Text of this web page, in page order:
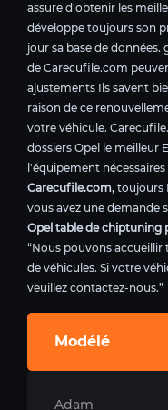
assure d'obtenir les
développe toujours son
jour sa base de
de Carecufile.com
ajustements Ils savent
raison de ce
votre véhicule.
dossiers Opel le meilleur
l'équipement
Carecufile.com, toujours
vous avez une demande
Opel table de chiptuning
“Nous pouvons
de véhicules. Si votre
veuillez contactez-nous.”
Modélé
Adam